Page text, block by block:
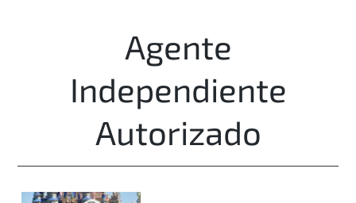
Agente
Independiente
Autorizado